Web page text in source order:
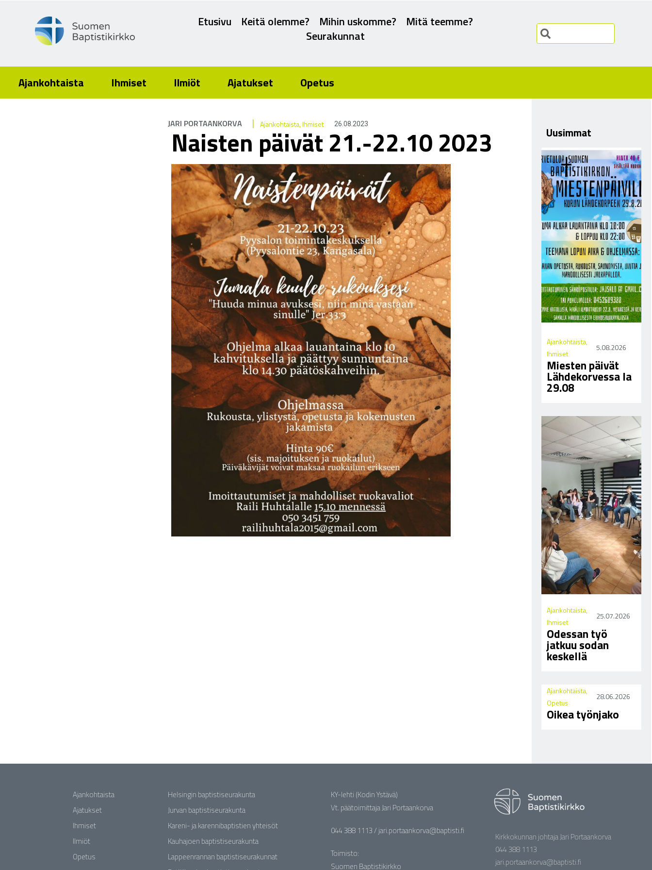
Etusivu Keitä olemme? Mihin uskomme?
Mitä teemme?
Seurakunnat
Ajankohtaista Ihmiset Ilmiöt Ajatukset Opetus
JARI PORTAANKORVA | Ajankohtaista,Ihmiset 26.08.2023
Naisten päivät 21.-22.10 2023 Uusimmat
Ajankohtaista,
Ihmiset
5.08.2026
Miesten päivät
Lähdekorvessa la
29.08
Ajankohtaista,
Ihmiset
25.07.2026
Odessan työ
jatkuu sodan
keskellä
Ajankohtaista,
Opetus
28.06.2026
Oikea työnjako
Ajankohtaista
Ajatukset
Ihmiset
Ilmiöt
Opetus
Helsingin baptistiseurakunta
Jurvan baptistiseurakunta
Kareni- ja karennibaptistien yhteisöt
Kauhajoen baptistiseurakunta
Lappeenrannan baptistiseurakunnat
KY-lehti (Kodin Ystävä)
Vt. päätoimittaja Jari Portaankorva
044 388 1113 / jari.portaankorva@baptisti.fi
Toimisto:
Suomen Baptistikirkko
Kirkkokunnan johtaja Jari Portaankorva
044 388 1113
jari.portaankorva@baptisti.fi